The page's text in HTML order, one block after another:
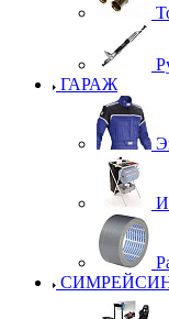
ГАРАЖ